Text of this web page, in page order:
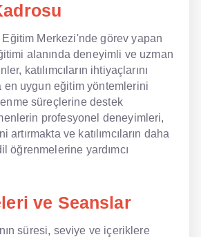
Eğitim Merkezi'nde görev yapan
alanında deneyimli ve uzman
katılımcıların ihtiyaçlarını
en uygun eğitim yöntemlerini
süreçlerine destek
profesyonel deneyimleri,
artırmakta ve katılımcıların daha
öğrenmelerine yardımcı
ve Seanslar
süresi, seviye ve içeriklere